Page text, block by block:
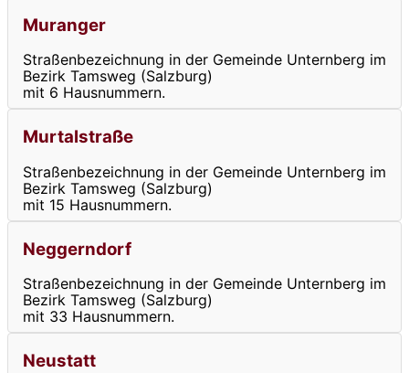
Muranger
Straßenbezeichnung in der Gemeinde Unternberg im
Bezirk Tamsweg (Salzburg)
mit 6 Hausnummern.
Murtalstraße
Straßenbezeichnung in der Gemeinde Unternberg im
Bezirk Tamsweg (Salzburg)
mit 15 Hausnummern.
Neggerndorf
Straßenbezeichnung in der Gemeinde Unternberg im
Bezirk Tamsweg (Salzburg)
mit 33 Hausnummern.
Neustatt